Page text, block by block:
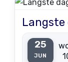
Langste
25
JUN